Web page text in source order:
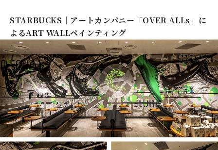
STARBUCKS｜アートカンパニー「OVER ALLs」に
よるART WALLペインティング